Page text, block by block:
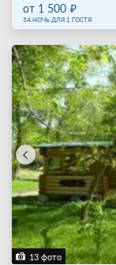
от 1 500
ЗА НОЧЬ ДЛЯ 1 ГОСТЯ
13 фото